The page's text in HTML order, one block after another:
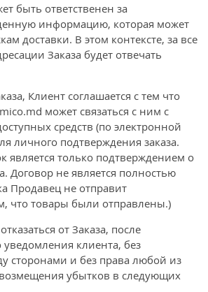
быть ответственен за
информацию, которая может
доставки. В этом контексте, за все
Заказа будет отвечать
Клиент соглашается с тем что
может связаться с ним с
средств (по электронной
личного подтверждения заказа.
является только подтверждением о
Договор не является полностью
Продавец не отправит
что товары были отправлены.)
от Заказа, после
уведомления клиента, без
сторонами и без права любой из
убытков в следующих